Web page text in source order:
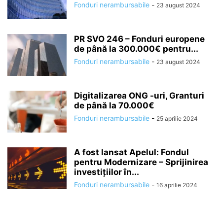
Fonduri nerambursabile - 23 august 2024
PR SVO 246 – Fonduri europene
de până la 300.000€ pentru...
Fonduri nerambursabile - 23 august 2024
Digitalizarea ONG -uri, Granturi
de până la 70.000€
Fonduri nerambursabile - 25 aprilie 2024
A fost lansat Apelul: Fondul
pentru Modernizare – Sprijinirea
investiţiilor în...
Fonduri nerambursabile - 16 aprilie 2024